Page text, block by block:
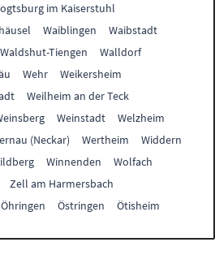
im Kaiserstuhl
Waiblingen
Waibstadt
Waldshut-Tiengen
Walldorf
Wehr
Weikersheim
Weilheim an der Teck
Weinstadt
Welzheim
(Neckar) Wertheim
Widdern
Winnenden
Wolfach
Zell am Harmersbach
Öhringen Östringen Ötisheim